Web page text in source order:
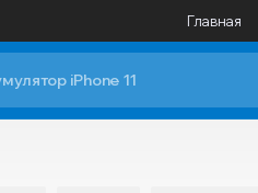
Главная